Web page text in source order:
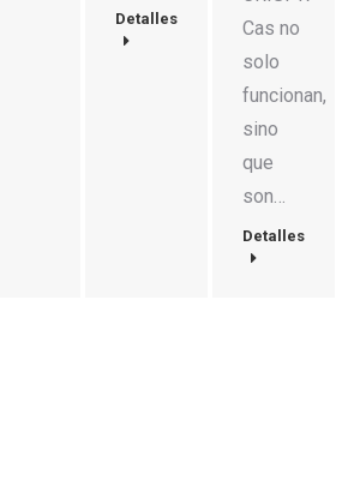
Detalles
Cas no
solo
funcionan,
sino
que
son…
Detalles